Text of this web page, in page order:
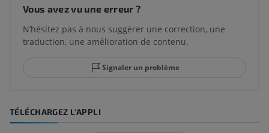
Vous avez vu une erreur ?
N’hésitez pas à nous suggérer une correction, une
traduction, une amélioration de contenu.
Signaler un problème
TÉLÉCHARGEZ L'APPLI